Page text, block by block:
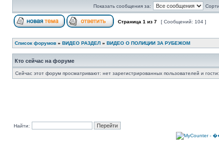
Показать сообщения за:
Страница 1 из 7 [ Сообщений: 104 ]
Список форумов » ВИДЕО РАЗДЕЛ » ВИДЕО О ПОЛИЦИИ ЗА РУБЕЖОМ
Кто сейчас на форуме
Сейчас этот форум просматривают: нет зарегистрированных пользователей и
Найти: